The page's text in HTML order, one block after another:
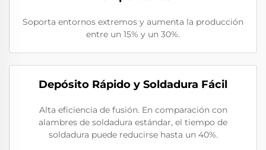
Soporta entornos extremos y aumenta la producción
entre un 15% y un 30%.
Depósito Rápido y Soldadura Fácil
Alta eficiencia de fusión. En comparación con
alambres de soldadura estándar, el tiempo de
soldadura puede reducirse hasta un 40%.